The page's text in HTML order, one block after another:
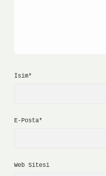
İsim*
E-Posta*
Web Sitesi